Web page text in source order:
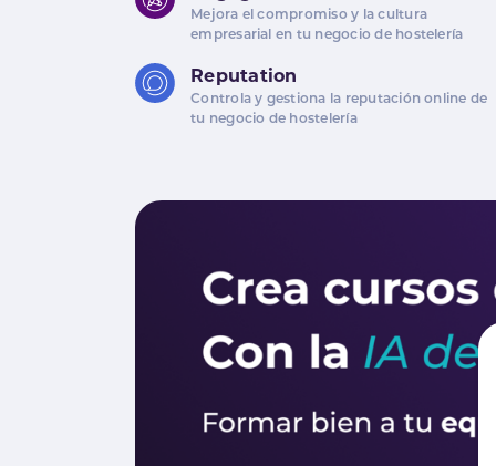
Mejora el compromiso y la cultura
empresarial en tu negocio de hostelería
Reputation
Controla y gestiona la reputación online de
tu negocio de hostelería